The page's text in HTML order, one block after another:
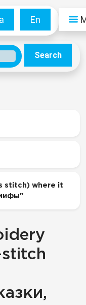
En
Search
stitch) where it